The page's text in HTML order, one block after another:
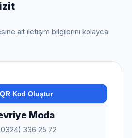
ait iletişim bilgilerini kolayca
QR Kod Oluştur
Moda
336 25 72